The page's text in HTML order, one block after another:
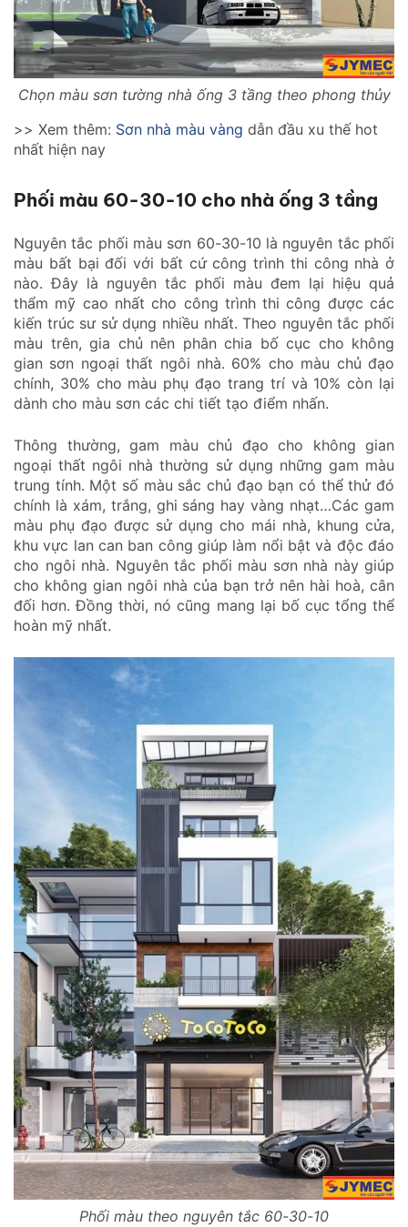
Chọn màu sơn tường nhà ống 3 tầng theo phong thủy
>> Xem thêm: Sơn nhà màu vàng dẫn đầu xu thế hot
nhất hiện nay
Phối màu 60-30-10 cho nhà ống 3 tầng
Nguyên tắc phối màu sơn 60-30-10 là nguyên tắc phối
màu bất bại đối với bất cứ công trình thi công nhà ở
nào. Đây là nguyên tắc phối màu đem lại hiệu quả
thẩm mỹ cao nhất cho công trình thi công được các
kiến trúc sư sử dụng nhiều nhất. Theo nguyên tắc phối
màu trên, gia chủ nên phân chia bố cục cho không
gian sơn ngoại thất ngôi nhà. 60% cho màu chủ đạo
chính, 30% cho màu phụ đạo trang trí và 10% còn lại
dành cho màu sơn các chi tiết tạo điểm nhấn.
Thông thường, gam màu chủ đạo cho không gian
ngoại thất ngôi nhà thường sử dụng những gam màu
trung tính. Một số màu sắc chủ đạo bạn có thể thử đó
chính là xám, trắng, ghi sáng hay vàng nhạt…Các gam
màu phụ đạo được sử dụng cho mái nhà, khung cửa,
khu vực lan can ban công giúp làm nổi bật và độc đáo
cho ngôi nhà. Nguyên tắc phối màu sơn nhà này giúp
cho không gian ngôi nhà của bạn trở nên hài hoà, cân
đối hơn. Đồng thời, nó cũng mang lại bố cục tổng thể
hoàn mỹ nhất.
Phối màu theo nguyên tắc 60-30-10